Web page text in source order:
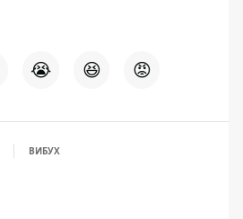
😭 😆 😡
ВИБУХ